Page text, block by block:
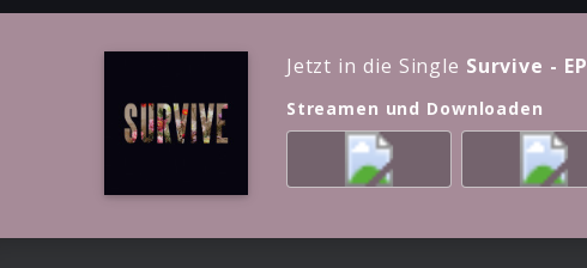
Jetzt in die Single Survive - EP
Streamen und Downloaden